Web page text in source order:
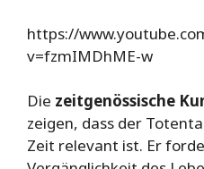
https://
v=fzmIMDhME-w
Die zeitgenössische
zeigen, dass der
Zeit relevant ist. Er